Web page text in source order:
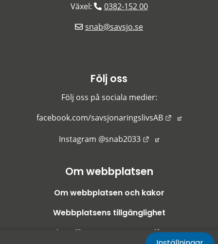
Växel:
0382-152 00
snab@savsjo.se
Följ oss
Följ oss på sociala medier:
facebook.com/savsjonaringslivsAB
Länk till
Instagram @snab2033 Länk till annan
Om webbplatsen
Om webbplatsen och kakor
Webbplatsens tillgänglighet
Behandling av personuppgifter